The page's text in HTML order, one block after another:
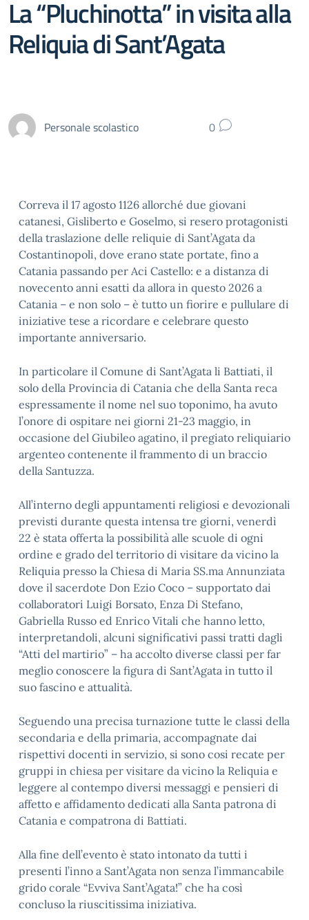
La “Pluchinotta” in visita alla
Reliquia di Sant’Agata
Personale scolastico 0
Correva il 17 agosto 1126 allorché due giovani
catanesi, Gisliberto e Goselmo, si resero protagonisti
della traslazione delle reliquie di Sant’Agata da
Costantinopoli, dove erano state portate, fino a
Catania passando per Aci Castello: e a distanza di
novecento anni esatti da allora in questo 2026 a
Catania – e non solo – è tutto un fiorire e pullulare di
iniziative tese a ricordare e celebrare questo
importante anniversario.
In particolare il Comune di Sant’Agata li Battiati, il
solo della Provincia di Catania che della Santa reca
espressamente il nome nel suo toponimo, ha avuto
l’onore di ospitare nei giorni 21-23 maggio, in
occasione del Giubileo agatino, il pregiato reliquiario
argenteo contenente il frammento di un braccio
della Santuzza.
All’interno degli appuntamenti religiosi e devozionali
previsti durante questa intensa tre giorni, venerdì
22 è stata offerta la possibilità alle scuole di ogni
ordine e grado del territorio di visitare da vicino la
Reliquia presso la Chiesa di Maria SS.ma Annunziata
dove il sacerdote Don Ezio Coco – supportato dai
collaboratori Luigi Borsato, Enza Di Stefano,
Gabriella Russo ed Enrico Vitali che hanno letto,
interpretandoli, alcuni significativi passi tratti dagli
“Atti del martirio” – ha accolto diverse classi per far
meglio conoscere la figura di Sant’Agata in tutto il
suo fascino e attualità.
Seguendo una precisa turnazione tutte le classi della
secondaria e della primaria, accompagnate dai
rispettivi docenti in servizio, si sono cosi recate per
gruppi in chiesa per visitare da vicino la Reliquia e
leggere al contempo diversi messaggi e pensieri di
affetto e affidamento dedicati alla Santa patrona di
Catania e compatrona di Battiati.
Alla fine dell’evento è stato intonato da tutti i
presenti l’inno a Sant’Agata non senza l’immancabile
grido corale “Evviva Sant’Agata!” che ha così
concluso la riuscitissima iniziativa.